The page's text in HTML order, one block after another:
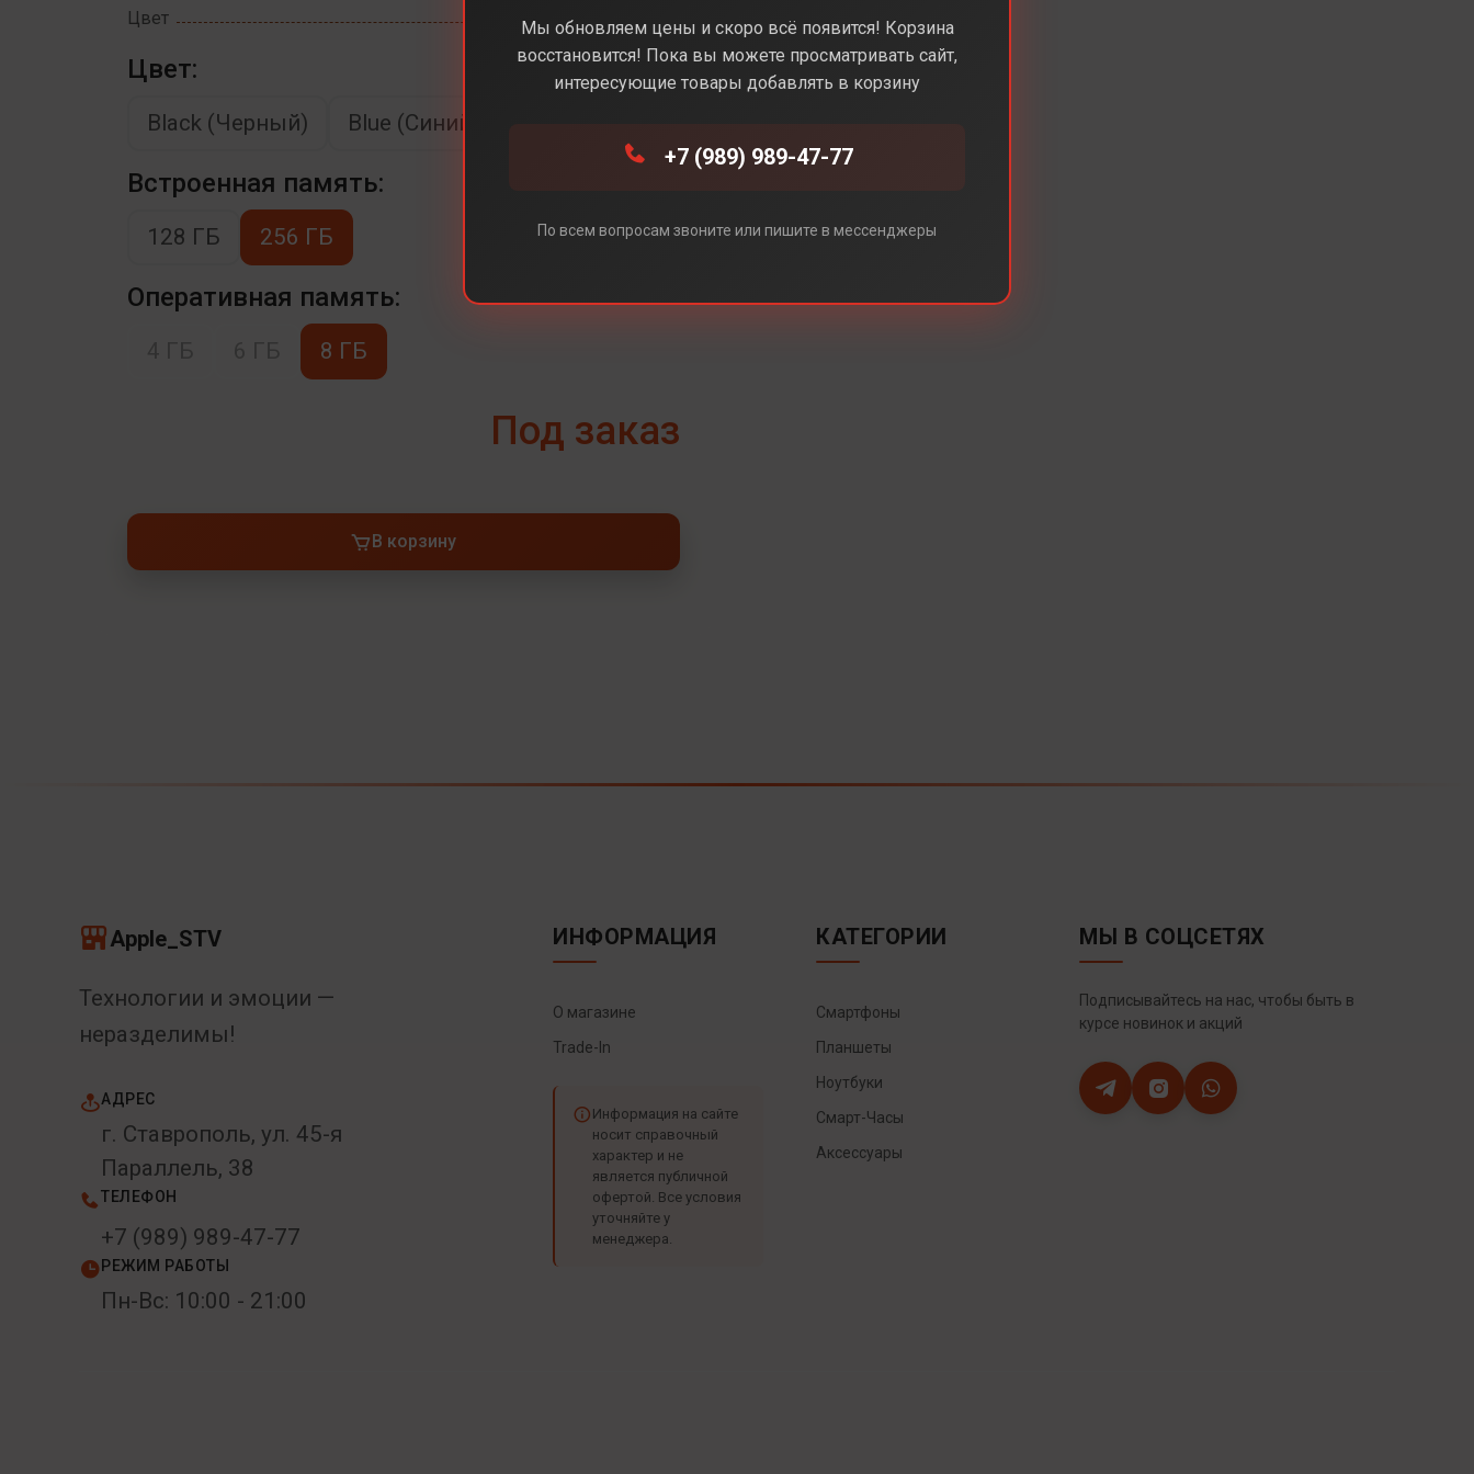
Цвет
Цвет:
Black (Черный) Blue (Синий)
Встроенная память:
128 ГБ 256 ГБ
Оперативная память:
8 ГБ
Под заказ
В корзину
Apple_STV
Технологии и эмоции —
неразделимы!
АДРЕС
г. Ставрополь, ул. 45-я
Параллель, 38
ТЕЛЕФОН
+7 (989) 989-47-77
РЕЖИМ РАБОТЫ
Пн-Вс: 10:00 - 21:00
ИНФОРМАЦИЯ
О магазине
Trade-In
Информация на сайте
носит справочный
характер и не
является публичной
офертой. Все условия
уточняйте у
менеджера.
КАТЕГОРИИ
Смартфоны
Планшеты
Ноутбуки
Смарт-Часы
Аксессуары
МЫ В СОЦСЕТЯХ
Подписывайтесь на нас, чтобы быть в
курсе новинок и акций
Мы обновляем цены и скоро всё появится! Корзина
восстановится! Пока вы можете просматривать сайт,
интересующие товары добавлять в корзину
+7 (989) 989-47-77
По всем вопросам звоните или пишите в мессенджеры